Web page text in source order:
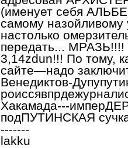
(именует себя
самому
настолько
передать... МРАЗЬ!!!!
3,14zdun!!! По тому,
сайте—надо
Венедиктов-
Хакамада---
подПУТИНСКАЯ
-------
lakku